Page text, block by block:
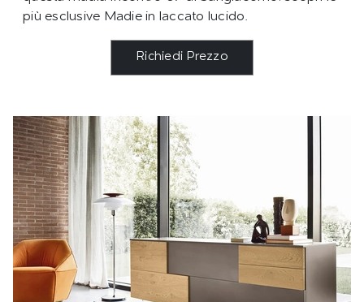
più esclusive Madie in laccato lucido.
Richiedi Prezzo